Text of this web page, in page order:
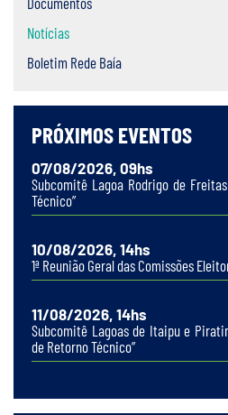
Notícias
Boletim Rede Baía
PRÓXIMOS EVENTOS
07/08/2026, 09hs
Subcomitê Lagoa Rodrigo de
Técnico”
10/08/2026, 14hs
1ª Reunião Geral das Comissões
11/08/2026, 14hs
Subcomitê Lagoas de Itaipu e
de Retorno Técnico”